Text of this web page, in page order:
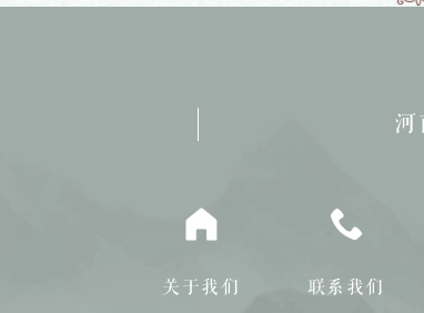
河
关于我们 联系我们